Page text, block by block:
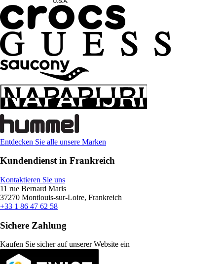
Entdecken Sie alle unsere Marken
Kundendienst in Frankreich
Kontaktieren Sie uns
11 rue Bernard Maris
37270 Montlouis-sur-Loire, Frankreich
+33 1 86 47 62 58
Sichere Zahlung
Kaufen Sie sicher auf unserer Website ein